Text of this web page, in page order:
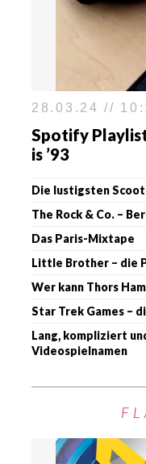
28.03.24 //
Spotify
is ’93
Die lustigsten
The Rock & Co. –
Das Paris-Mixtape
Little Brother – die
Wer kann Thors
Star Trek Games –
Lang, kompliziert
Videospielnamen